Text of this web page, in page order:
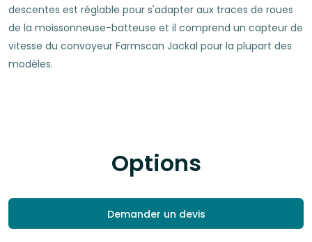
descentes est réglable pour s'adapter aux traces de roues
de la moissonneuse-batteuse et il comprend un capteur de
vitesse du convoyeur Farmscan Jackal pour la plupart des
modèles.
Options
Demander un devis